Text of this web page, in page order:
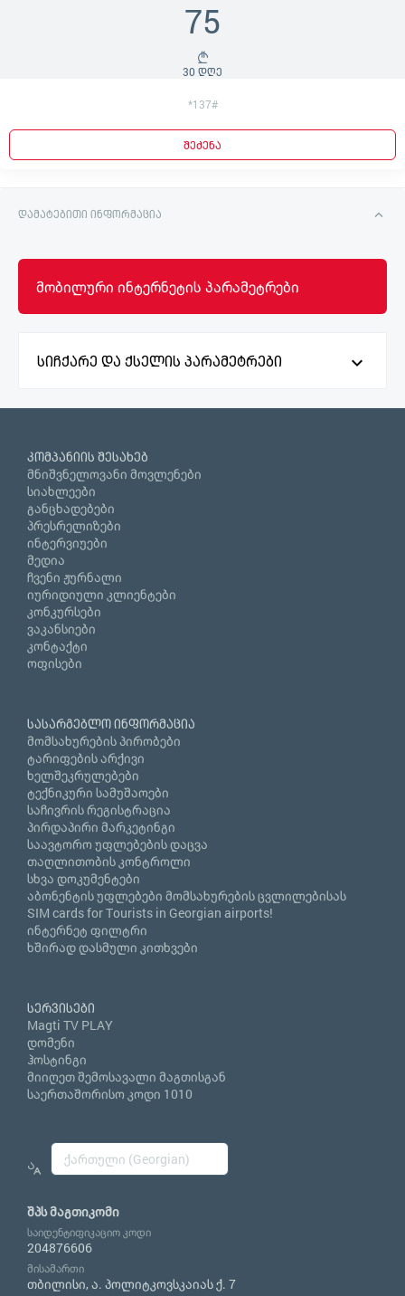
75
30 დღე
*137#
შეძენა
დამატებითი ინფორმაცია
მობილური ინტერნეტის პარამეტრები
სიჩქარე და ქსელის პარამეტრები
კომპანიის შესახებ
მნიშვნელოვანი მოვლენები
სიახლეები
განცხადებები
პრესრელიზები
ინტერვიუები
მედია
ჩვენი ჟურნალი
იურიდიული კლიენტები
კონკურსები
ვაკანსიები
კონტაქტი
ოფისები
სასარგებლო ინფორმაცია
მომსახურების პირობები
ტარიფების არქივი
ხელშეკრულებები
ტექნიკური სამუშაოები
საჩივრის რეგისტრაცია
პირდაპირი მარკეტინგი
საავტორო უფლებების დაცვა
თაღლითობის კონტროლი
სხვა დოკუმენტები
აბონენტის უფლებები მომსახურების ცვლილებისას
SIM cards for Tourists in Georgian airports!
ინტერნეტ ფილტრი
ხშირად დასმული კითხვები
სერვისები
Magti TV PLAY
დომენი
ჰოსტინგი
მიიღეთ შემოსავალი მაგთისგან
საერთაშორისო კოდი 1010
შპს მაგთიკომი
საიდენტიფიკაციო კოდი
204876606
მისამართი
თბილისი, ა. პოლიტკოვსკაიას ქ. 7